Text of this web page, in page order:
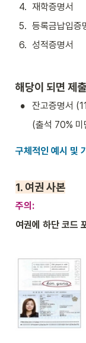
4. 재학증명서
5. 등록금납입증
6. 성적증명서
해당이 되면 제
•
잔고증명서
(출석 70% 미
구체적인 예시 및
1. 여권 사본
주의:
여권에 하단 코드